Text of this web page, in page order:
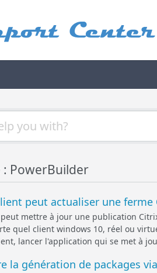
: PowerBuilder
peut actualiser une ferme
mettre à jour une publication
quel client windows 10, réel ou
lancer l'application qui se met à
la génération de packages